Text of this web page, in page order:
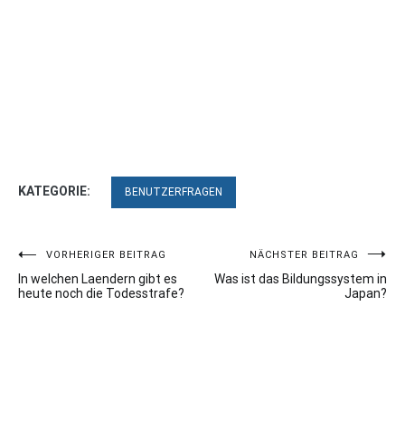
KATEGORIE: BENUTZERFRAGEN
Beitragsnavigation
VORHERIGER BEITRAG
In welchen Laendern gibt es
heute noch die Todesstrafe?
NÄCHSTER BEITRAG
Was ist das Bildungssystem in
Japan?